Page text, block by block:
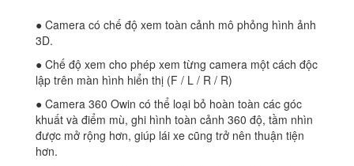
● Camera có chế độ xem toàn cảnh mô phỏng hình ảnh
3D.
● Chế độ xem cho phép xem từng camera một cách độc
lập trên màn hình hiển thị (F / L / R / R)
● Camera 360 Owin có thể loại bỏ hoàn toàn các góc
khuất và điểm mù, ghi hình toàn cảnh 360 độ, tầm nhìn
được mở rộng hơn, giúp lái xe cũng trở nên thuận tiện
hơn.